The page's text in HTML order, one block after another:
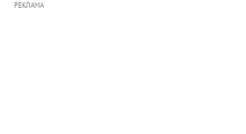
РЕКЛАМА